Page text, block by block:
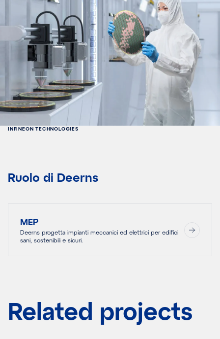
INFINEON TECHNOLOGIES
Ruolo di Deerns
MEP
Deerns progetta impianti meccanici ed elettrici per edifici
sani, sostenibili e sicuri.
Related projects